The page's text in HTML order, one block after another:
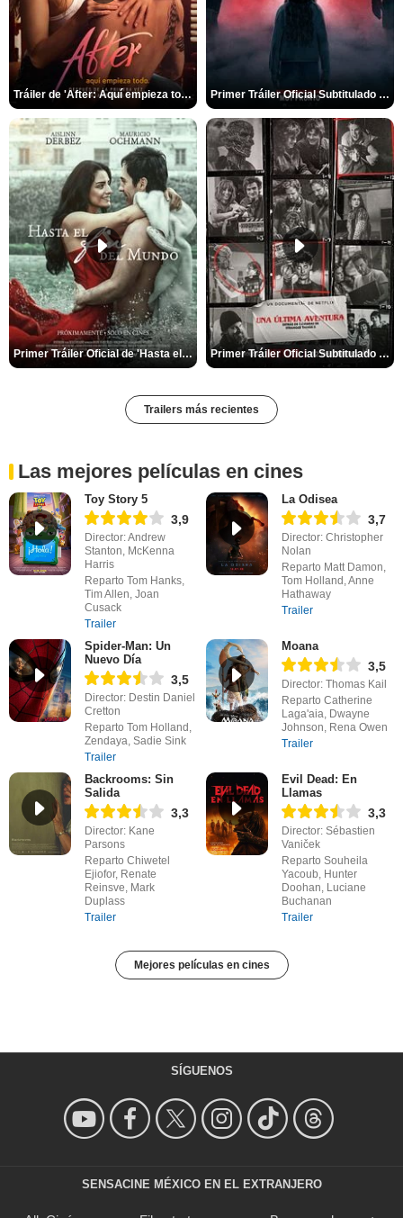
Tráiler de 'After: Aquí empieza todo' Primer Tráiler Oficial Subtitulado de 'La Noche Del Demonio: Están Entre Nosotros'
Primer Tráiler Oficial de 'Hasta el fin del mundo' Primer Tráiler Oficial Subtitulado de 'Una última aventura: Detrás de cámaras de Stranger Things 5'
Trailers más recientes
Las mejores películas en cines
Toy Story 5
3,9
Director: Andrew
Stanton, McKenna
Harris
Reparto Tom Hanks,
Tim Allen, Joan
Cusack
Trailer
La Odisea
3,7
Director: Christopher
Nolan
Reparto Matt Damon,
Tom Holland, Anne
Hathaway
Trailer
Spider-Man: Un
Nuevo Día
3,5
Director: Destin Daniel
Cretton
Reparto Tom Holland,
Zendaya, Sadie Sink
Trailer
Moana
3,5
Director: Thomas Kail
Reparto Catherine
Laga'aia, Dwayne
Johnson, Rena Owen
Trailer
Backrooms: Sin
Salida
3,3
Director: Kane
Parsons
Reparto Chiwetel
Ejiofor, Renate
Reinsve, Mark
Duplass
Trailer
Evil Dead: En
Llamas
3,3
Director: Sébastien
Vaniček
Reparto Souheila
Yacoub, Hunter
Doohan, Luciane
Buchanan
Trailer
Mejores películas en cines
SÍGUENOS
SENSACINE MÉXICO EN EL EXTRANJERO